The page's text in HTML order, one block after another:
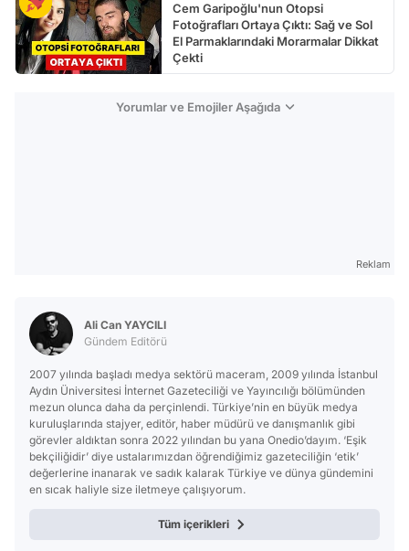
Cem Garipoğlu'nun Otopsi
Fotoğrafları Ortaya Çıktı: Sağ ve Sol
El Parmaklarındaki Morarmalar Dikkat
Çekti
Yorumlar ve Emojiler Aşağıda
Reklam
Ali Can YAYCILI
Gündem Editörü
2007 yılında başladı medya sektörü maceram, 2009 yılında İstanbul
Aydın Üniversitesi İnternet Gazeteciliği ve Yayıncılığı bölümünden
mezun olunca daha da perçinlendi. Türkiye’nin en büyük medya
kuruluşlarında stajyer, editör, haber müdürü ve danışmanlık gibi
görevler aldıktan sonra 2022 yılından bu yana Onedio’dayım. ‘Eşik
bekçiliğidir’ diye ustalarımızdan öğrendiğimiz gazeteciliğin ‘etik’
değerlerine inanarak ve sadık kalarak Türkiye ve dünya gündemini
en sıcak haliyle size iletmeye çalışıyorum.
Tüm içerikleri